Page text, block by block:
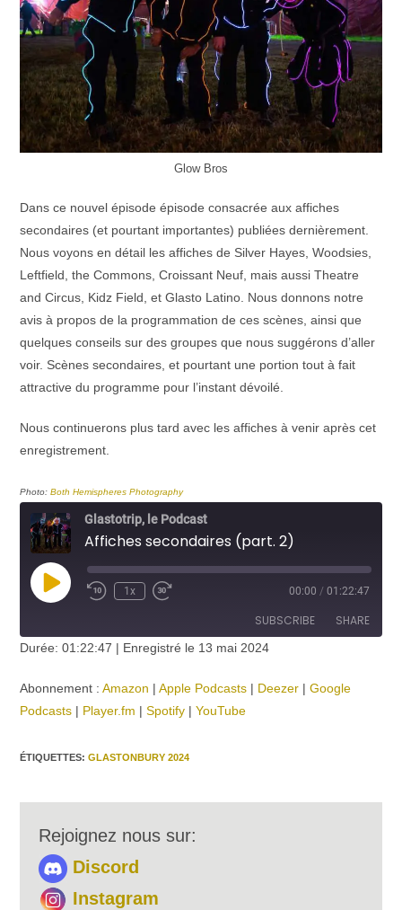
Glow Bros
Dans ce nouvel épisode épisode consacrée aux affiches
secondaires (et pourtant importantes) publiées dernièrement.
Nous voyons en détail les affiches de Silver Hayes, Woodsies,
Leftfield, the Commons, Croissant Neuf, mais aussi Theatre
and Circus, Kidz Field, et Glasto Latino. Nous donnons notre
avis à propos de la programmation de ces scènes, ainsi que
quelques conseils sur des groupes que nous suggérons d’aller
voir. Scènes secondaires, et pourtant une portion tout à fait
attractive du programme pour l’instant dévoilé.
Nous continuerons plus tard avec les affiches à venir après cet
enregistrement.
Photo:Both Hemispheres Photography
Glastotrip, le Podcast
Affiches secondaires (part. 2)
Play
Episode
1x 00:00 / 01:22:47
SUBSCRIBE SHARE
YouTube
LINK
Durée: 01:22:47 | Enregistré le 13 mai 2024
Abonnement :Amazon |Apple Podcasts | Deezer |Google
Podcasts | Player.fm |Spotify |YouTube
ÉTIQUETTES:GLASTONBURY 2024
Rejoignez nous sur:
Discord
Instagram